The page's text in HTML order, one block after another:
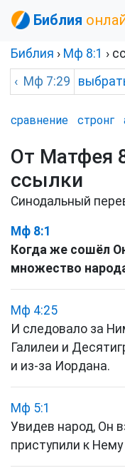
Библия
Библия › Мф 8:1 ›
‹ Мф 7:29
сравнение стронг
От Матфея
ссылки
Синодальный
Мф 8:1
Когда же сошёл
множество
Мф 4:25
И следовало за
Галилеи и
и из-за Иордана.
Мф 5:1
Увидев народ, Он
приступили к Нему